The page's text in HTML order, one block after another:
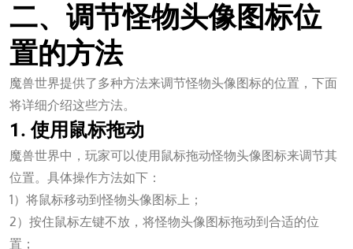
二、调节怪物头像图标位
置的方法
魔兽世界提供了多种方法来调节怪物头像图标的位置，下面
将详细介绍这些方法。
1. 使用鼠标拖动
魔兽世界中，玩家可以使用鼠标拖动怪物头像图标来调节其
位置。具体操作方法如下：
1）将鼠标移动到怪物头像图标上；
2）按住鼠标左键不放，将怪物头像图标拖动到合适的位
置；